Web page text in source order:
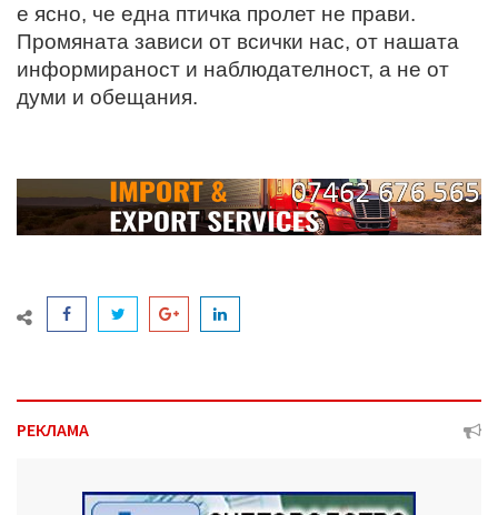
е ясно, че една птичка пролет не прави.
Промяната зависи от всички нас, от нашата
информираност и наблюдателност, а не от
думи и обещания.
РЕКЛАМА